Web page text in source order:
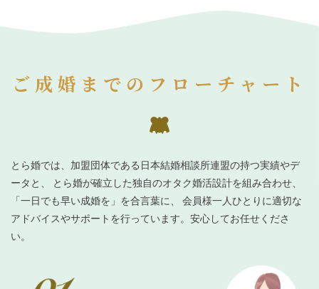
ご成婚までのフローチャート
とら婚では、加盟団体である日本結婚相談所連盟の持つ実績やデ
ータと、 とら婚が確立した独自のオタク婚活設計を組み合わせ、
「一日でも早い成婚を」を合言葉に、 会員様一人ひとりに適切な
アドバイスやサポートを行っています。安心してお任せくださ
い。